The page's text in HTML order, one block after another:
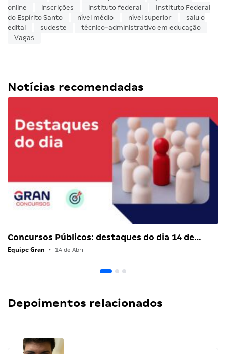
online
inscrições instituto federal
Instituto Federal
do Espírito Santo
nível médio nível superior
saiu o
edital
sudeste
técnico-administrativo em educação
Vagas
Notícias recomendadas
Concursos Públicos: destaques do dia 14 de…
Equipe Gran • 14 de Abril
Depoimentos relacionados